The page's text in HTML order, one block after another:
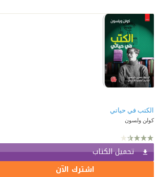
الكتب في حياتي
كولن ولسون
تحميل الكتاب
اشترك الآن